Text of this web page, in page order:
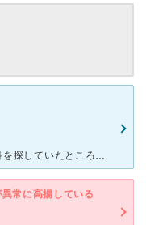
昨年6月から通院しております。 心療内科を探していたところ、インターネットでこちらを見つけて行きました。通院するまでは緊張していましたが、受付の方もとっても親切にしてくださるのですぐに緊張とけました
常に高揚している